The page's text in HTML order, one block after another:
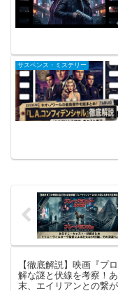
サスペンス・ミステリー
【徹底解説】映画『プ
解な謎と伏線を考察！
末、エイリアンとの繋